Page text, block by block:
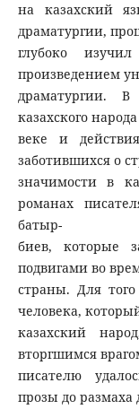
на казахский
драматургии,
глубоко
произведением
драматургии.
казахского
веке и
заботившихся о
значимости в
романах
батыр-
биев, которые
подвигами во
страны. Для
человека,
казахский
вторгшимся
писателю
прозы до